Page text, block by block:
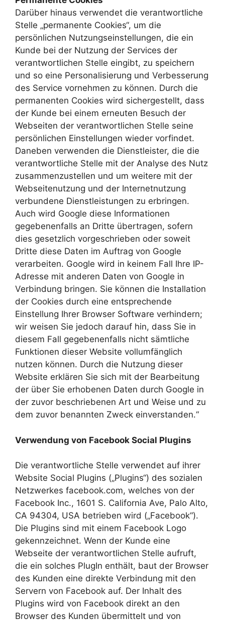
Darüber hinaus verwendet die verantwortliche
Stelle „permanente Cookies“, um die
persönlichen Nutzungseinstellungen, die ein
Kunde bei der Nutzung der Services der
verantwortlichen Stelle eingibt, zu speichern
und so eine Personalisierung und Verbesserung
des Service vornehmen zu können. Durch die
permanenten Cookies wird sichergestellt, dass
der Kunde bei einem erneuten Besuch der
Webseiten der verantwortlichen Stelle seine
persönlichen Einstellungen wieder vorfindet.
Daneben verwenden die Dienstleister, die die
verantwortliche Stelle mit der Analyse des Nutz
zusammenzustellen und um weitere mit der
Webseitenutzung und der Internetnutzung
verbundene Dienstleistungen zu erbringen.
Auch wird Google diese Informationen
gegebenenfalls an Dritte übertragen, sofern
dies gesetzlich vorgeschrieben oder soweit
Dritte diese Daten im Auftrag von Google
verarbeiten. Google wird in keinem Fall Ihre IP-
Adresse mit anderen Daten von Google in
Verbindung bringen. Sie können die Installation
der Cookies durch eine entsprechende
Einstellung Ihrer Browser Software verhindern;
wir weisen Sie jedoch darauf hin, dass Sie in
diesem Fall gegebenenfalls nicht sämtliche
Funktionen dieser Website vollumfänglich
nutzen können. Durch die Nutzung dieser
Website erklären Sie sich mit der Bearbeitung
der über Sie erhobenen Daten durch Google in
der zuvor beschriebenen Art und Weise und zu
dem zuvor benannten Zweck einverstanden.“
Verwendung von Facebook Social Plugins
Die verantwortliche Stelle verwendet auf ihrer
Website Social Plugins („Plugins“) des sozialen
Netzwerkes facebook.com, welches von der
Facebook Inc., 1601 S. California Ave, Palo Alto,
CA 94304, USA betrieben wird („Facebook“).
Die Plugins sind mit einem Facebook Logo
gekennzeichnet. Wenn der Kunde eine
Webseite der verantwortlichen Stelle aufruft,
die ein solches PlugIn enthält, baut der Browser
des Kunden eine direkte Verbindung mit den
Servern von Facebook auf. Der Inhalt des
Plugins wird von Facebook direkt an den
Browser des Kunden übermittelt und von